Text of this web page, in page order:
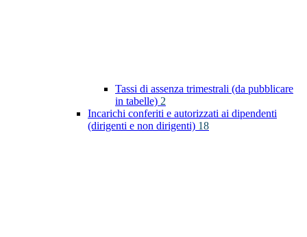
Tassi di assenza trimestrali (da pubblicare
in tabelle) 2
Incarichi conferiti e autorizzati ai dipendenti
(dirigenti e non dirigenti) 18